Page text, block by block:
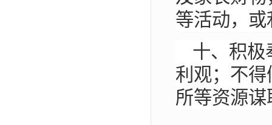
等活动，
十、积极
利观；不
所等资源